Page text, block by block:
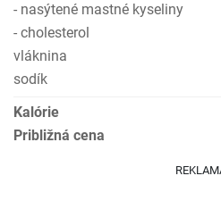
- nasýtené mastné kyseliny
- cholesterol
vláknina
sodík
Kalórie
Približná cena